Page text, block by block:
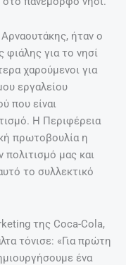
ήταν ο
για το νησί
χαρούμενοι για
εργαλείου
που είναι
Η Περιφέρεια
πρωτοβουλία η
πολιτισμό μας και
το συλλεκτικό
της Coca-Cola,
τόνισε: «Για πρώτη
ένα